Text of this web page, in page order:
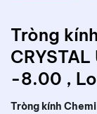
Tròng
-8.00 ,
Tròng kính Chemi